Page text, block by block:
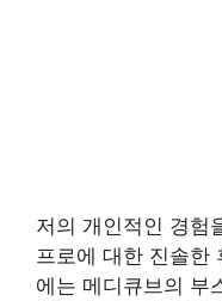
저의 개인적인 경험
프로에 대한 진솔한
에는 메디큐브의 부